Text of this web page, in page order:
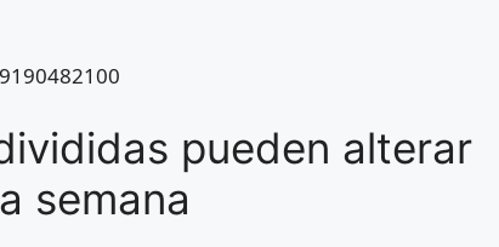
pueden alterar
semana